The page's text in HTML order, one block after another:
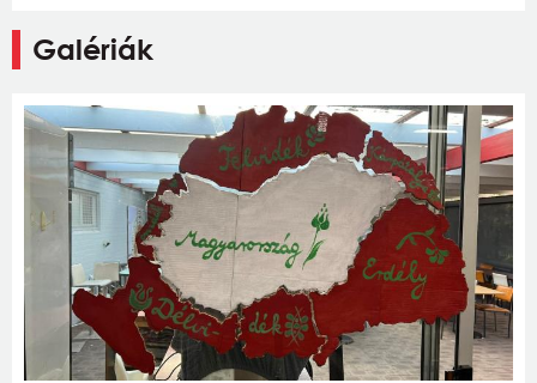
Galériák